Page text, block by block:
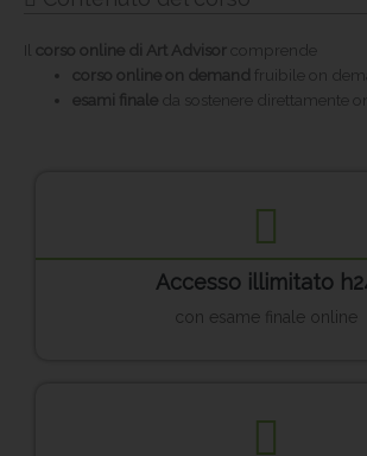
Il corso online di Art Advisor comprende
corso online on demand fruibile on
esami finale da sostenere direttamente
Accesso illimitato
con esame finale online